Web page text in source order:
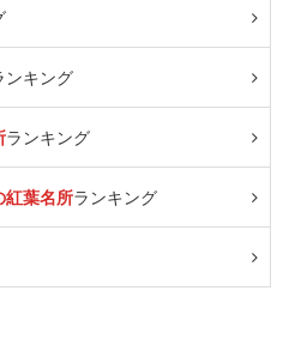
ンキング
ランキング
紅葉名所ランキング